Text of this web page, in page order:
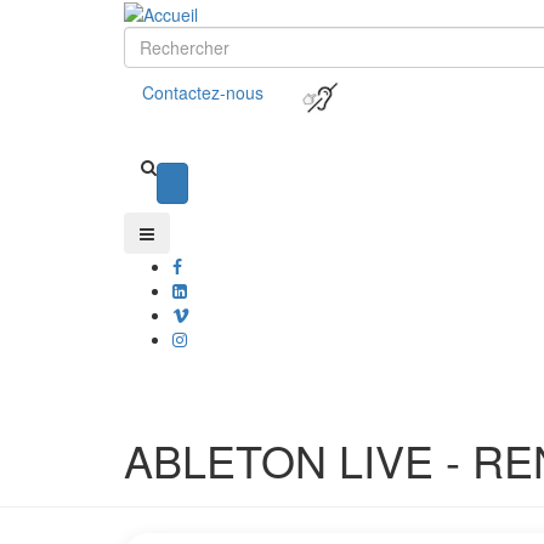
Contactez-nous
ABLETON LIVE -